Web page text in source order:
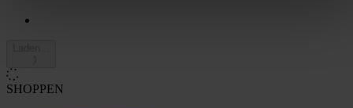
SHOPPEN